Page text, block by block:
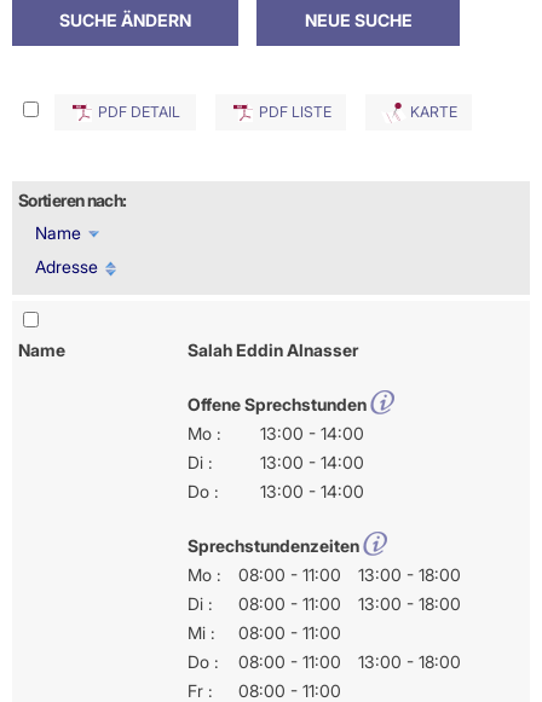
PDF DETAIL PDF LISTE KARTE
Sortieren nach:
Name
Adresse
Name Salah Eddin Alnasser
Offene Sprechstunden
Mo :
13:00 - 14:00
Di :
13:00 - 14:00
Do :
13:00 - 14:00
Sprechstundenzeiten
Mo :
08:00 - 11:00
13:00 - 18:00
Di :
08:00 - 11:00
13:00 - 18:00
Mi :
08:00 - 11:00
Do :
08:00 - 11:00
13:00 - 18:00
Fr :
08:00 - 11:00